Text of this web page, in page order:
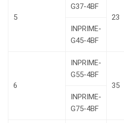
5
G37-4BF
23
INPRIME-
G45-4BF
6
INPRIME-
G55-4BF
35
INPRIME-
G75-4BF